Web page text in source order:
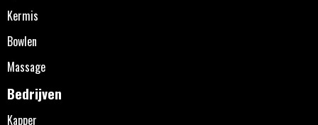
Kermis
Bowlen
Massage
Bedrijven
Kapper